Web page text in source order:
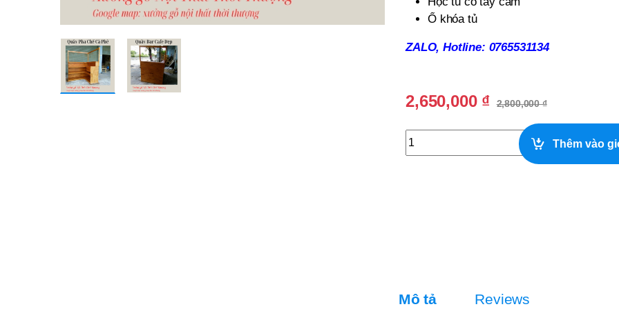
Ổ khóa tủ
ZALO, Hotline: 0765531134
2,650,000 ₫ 2,800,000₫
Quầy Bar Cafe Đẹp Giá Rẻ quantity
Thêm vào
Mô tả Reviews